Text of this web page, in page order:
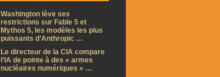
Washington lève ses
restrictions sur Fable 5 et
Mythos 5, les modèles les plus
puissants d’Anthropic …
Le directeur de la CIA compare
l’IA de pointe à des « armes
nucléaires numériques » …